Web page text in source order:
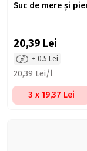
Suc de mere și
20,39 Lei
+ 0.5 Lei
20,39 Lei/l
3 x 19,37 Lei